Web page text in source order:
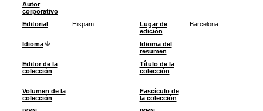
Autor
corporativo
Editorial
Hispam
Lugar de
edición
Barcelona
Idioma
Idioma del
resumen
Editor de la
colección
Título de la
colección
Volumen de la
colección
Fascículo de
la colección